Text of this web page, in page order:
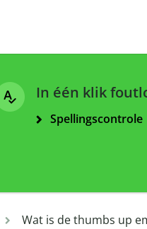
In één klik
Spellingscontrole
Wat is de thumbs up